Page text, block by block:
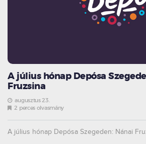
A július hónap Depósa
Fruzsina
augusztus 23.
2 perces olvasmány
A július hónap Depósa Szegeden: Nánai